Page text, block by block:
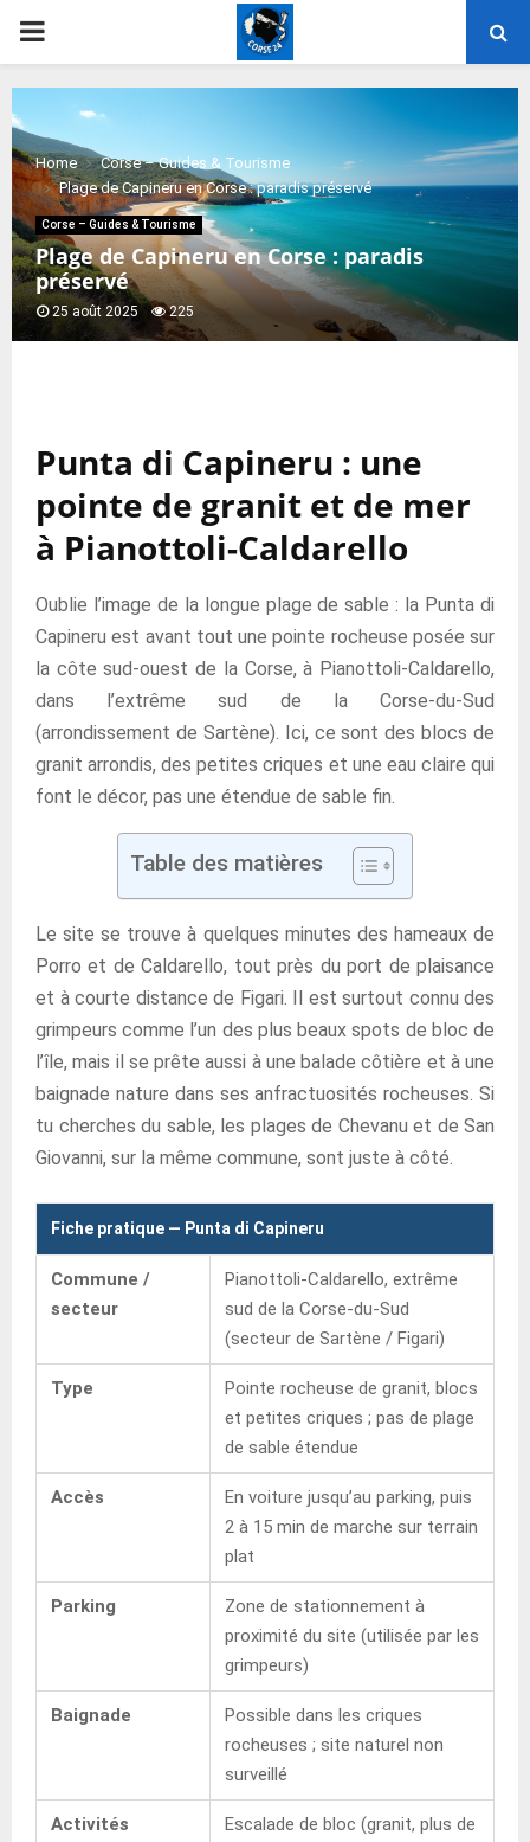
PRIMARY
MENU
Home
Corse – Guides & Tourisme
Plage de Capineru en Corse : paradis préservé
Corse – Guides & Tourisme
Plage de Capineru en Corse : paradis
préservé
25 août 2025 225
Punta di Capineru : une
pointe de granit et de mer
à Pianottoli-Caldarello
Oublie l’image de la longue plage de sable : la Punta di
Capineru est avant tout une pointe rocheuse posée sur
la côte sud-ouest de la Corse, à Pianottoli-Caldarello,
dans l’extrême sud de la Corse-du-Sud
(arrondissement de Sartène). Ici, ce sont des blocs de
granit arrondis, des petites criques et une eau claire qui
font le décor, pas une étendue de sable fin.
Table des matières
Le site se trouve à quelques minutes des hameaux de
Porro et de Caldarello, tout près du port de plaisance
et à courte distance de Figari. Il est surtout connu des
grimpeurs comme l’un des plus beaux spots de bloc de
l’île, mais il se prête aussi à une balade côtière et à une
baignade nature dans ses anfractuosités rocheuses. Si
tu cherches du sable, les plages de Chevanu et de San
Giovanni, sur la même commune, sont juste à côté.
Fiche pratique — Punta di Capineru
Commune /
secteur
Pianottoli-Caldarello, extrême
sud de la Corse-du-Sud
(secteur de Sartène / Figari)
Type
Pointe rocheuse de granit, blocs
et petites criques ; pas de plage
de sable étendue
Accès
En voiture jusqu’au parking, puis
2 à 15 min de marche sur terrain
plat
Parking
Zone de stationnement à
proximité du site (utilisée par les
grimpeurs)
Baignade
Possible dans les criques
rocheuses ; site naturel non
surveillé
Activités
Escalade de bloc (granit, plus de